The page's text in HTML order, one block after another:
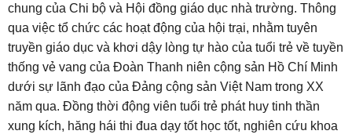
chung của Chi bộ và Hội đồng giáo dục nhà trường. Thông
qua việc tổ chức các hoạt động của hội trại, nhằm tuyên
truyền giáo dục và khơi dậy lòng tự hào của tuổi trẻ về tuyền
thống vẻ vang của Đoàn Thanh niên cộng sản Hồ Chí Minh
dưới sự lãnh đạo của Đảng cộng sản Việt Nam trong XX
năm qua. Đồng thời động viên tuổi trẻ phát huy tinh thần
xung kích, hăng hái thi đua dạy tốt học tốt, nghiên cứu khoa